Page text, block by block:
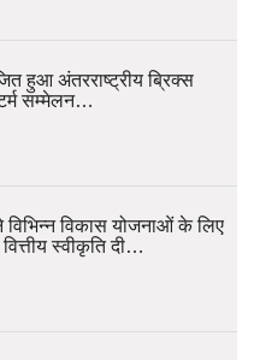
हुआ अंतरराष्ट्रीय ब्रिक्स
सम्मेलन…
विभिन्न विकास योजनाओं के लिए
स्वीकृति दी…